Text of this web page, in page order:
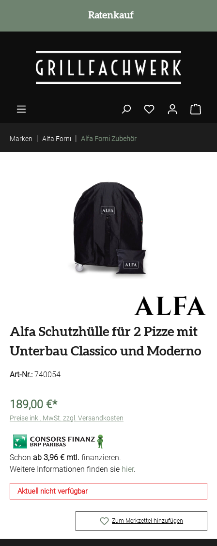
Ratenkauf
Marken | Alfa Forni | Alfa Forni Zubehör
Alfa Schutzhülle für 2 Pizze mit
Unterbau Classico und Moderno
Art-Nr.: 740054
189,00 €*
Preise inkl. MwSt. zzgl. Versandkosten
Schon ab 3,96 € mtl. finanzieren.
Weitere Informationen finden sie hier.
Aktuell nicht verfügbar
Zum Merkzettel hinzufügen